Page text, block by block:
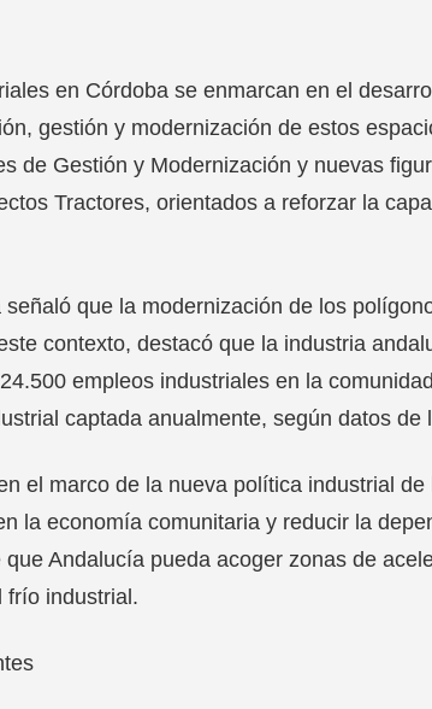
en Córdoba se enmarcan en el
gestión y modernización de estos
de Gestión y Modernización y nuevas
Tractores, orientados a reforzar la
que la modernización de los
contexto, destacó que la industria
empleos industriales en la
captada anualmente, según datos de
el marco de la nueva política industrial
la economía comunitaria y reducir la
Andalucía pueda acoger zonas de
frío industrial.